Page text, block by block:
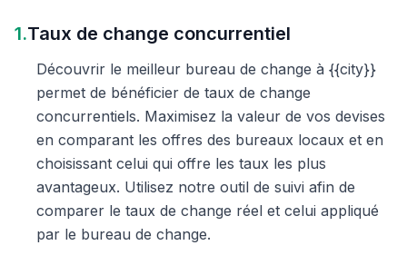
1.Taux de change concurrentiel
Découvrir le meilleur bureau de change à {{city}}
permet de bénéficier de taux de change
concurrentiels. Maximisez la valeur de vos devises
en comparant les offres des bureaux locaux et en
choisissant celui qui offre les taux les plus
avantageux. Utilisez notre outil de suivi afin de
comparer le taux de change réel et celui appliqué
par le bureau de change.